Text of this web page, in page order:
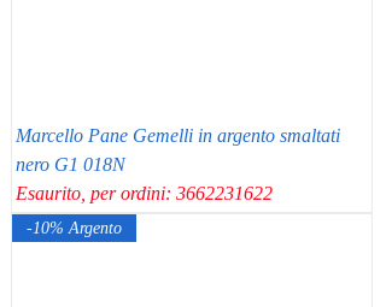
Marcello Pane Gemelli in argento smaltati
nero G1 018N
Esaurito, per ordini: 3662231622
-10% Argento